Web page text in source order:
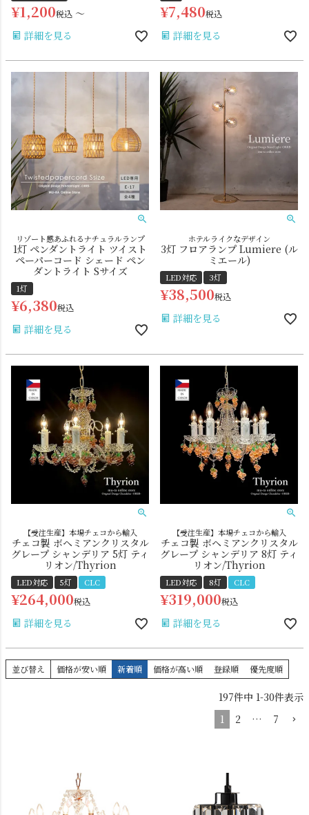
¥1,200税込 〜
詳細を見る
¥7,480税込
詳細を見る
リゾート感あふれるナチュラルランプ
1灯 ペンダントライト ツイスト
ペーパーコード シェード ペン
ダントライト Sサイズ
1灯
¥6,380税込
詳細を見る
ホテルライクなデザイン
3灯 フロアランプ Lumiere (ル
ミエール)
LED対応 3灯
¥38,500税込
詳細を見る
【受注生産】本場チェコから輸入
チェコ製 ボヘミアンクリスタル
グレープ シャンデリア 5灯 ティ
リオン/Thyrion
LED対応 5灯 CLC
¥264,000税込
詳細を見る
【受注生産】本場チェコから輸入
チェコ製 ボヘミアンクリスタル
グレープ シャンデリア 8灯 ティ
リオン/Thyrion
LED対応 8灯 CLC
¥319,000税込
詳細を見る
並び替え 価格が安い順 新着順 価格が高い順 登録順 優先度順
197件中 1-30件表示
1
2 … 7